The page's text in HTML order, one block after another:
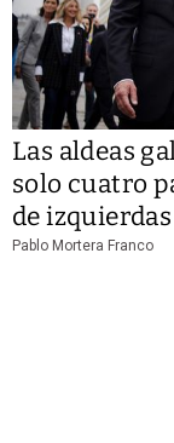
Las aldeas
solo cuatro
de izquierdas
Pablo Mortera Franco